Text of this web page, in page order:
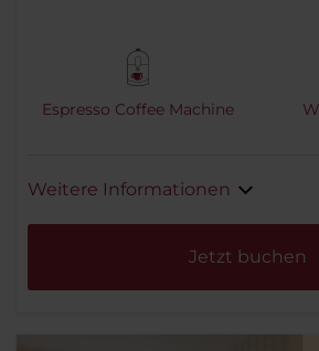
Espresso Coffee Machine
Weitere Informationen
Jetzt buchen